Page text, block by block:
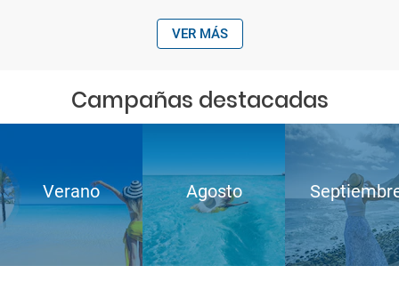
VER MÁS
Campañas destacadas
Verano Agosto